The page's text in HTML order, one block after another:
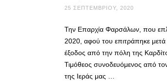
25 ΣΕΠΤΕΜΒΡΊΟΥ, 2020
Την Επαρχία Φαρσάλων, που
2020, αφού του επιτράπηκε
έξοδος από την πόλη της
Τιμόθεος συνοδευόμενος από
της Ιεράς μας …